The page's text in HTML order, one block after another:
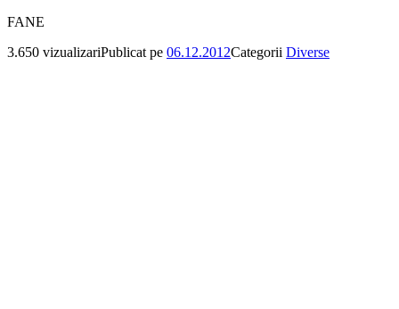
FANE
3.650 vizualizariPublicat pe 06.12.2012Categorii Diverse